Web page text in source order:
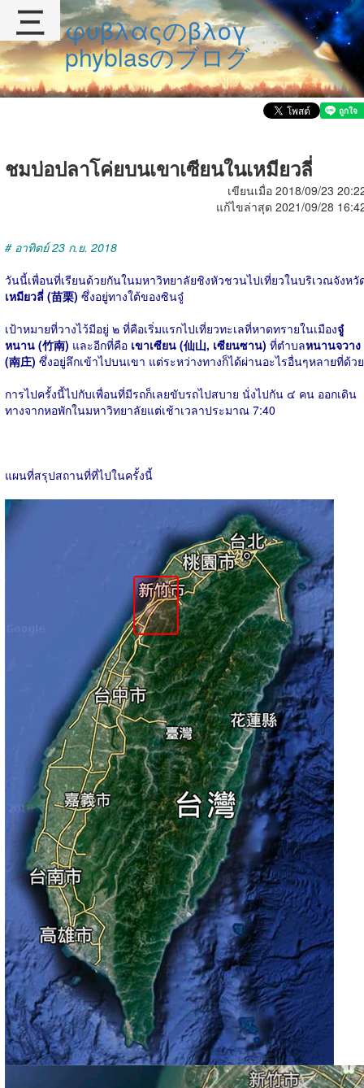
φυβλαςのβλογ
phyblasのブログ
ชมบ่อปลาโค่ยบนเขาเซียนในเหมียวลี่
เขียนเมื่อ 2018/09/23
แก้ไขล่าสุด 2021/09/28
# อาทิตย์ 23 ก.ย. 2018
วันนี้เพื่อนที่เรียนด้วยกันในมหาวิทยาลัยชิงหัวชวนไปเที่ยวในบริเวณจังหวั
เหมียวลี่ (苗栗) ซึ่งอยู่ทางใต้ของซินจู๋
เป้าหมายที่วางไว้มีอยู่ ๒ ที่คือเริ่มแรกไปเที่ยวทะเลที่หาดทรายในเมืองจู๋
หนาน (竹南) และอีกที่คือ เขาเซียน (仙山, เซียนซาน) ที่ตำบลหนานจวาง
(南庄) ซึ่งอยู่ลึกเข้าไปบนเขา แต่ระหว่างทางก็ได้ผ่านอะไรอื่นๆหลายที่ด้วย
การไปครั้งนี้ไปกับเพื่อนที่มีรถก็เลยขับรถไปสบาย นั่งไปกัน ๔ คน ออกเดิน
ทางจากหอพักในมหาวิทยาลัยแต่เช้าเวลาประมาณ 7:40
แผนที่สรุปสถานที่ที่ไปในครั้งนี้
三